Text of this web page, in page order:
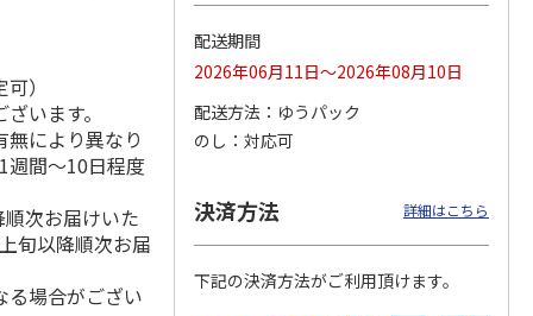
３
福島県産ふぞろい
3,400円
(送料・税込) (送料・税込)
）
います。
により異なり
週間～10日程度
次お届けいた
旬以降順次お届
場合がござい
配送期間
2026年06月11日～2026年08月10日
配送方法
ゆうパック
のし
対応可
決済方法 詳細はこちら
下記の決済方法がご利用頂けます。